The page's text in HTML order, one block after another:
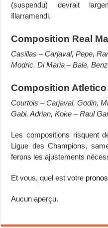
(suspendu) devrait
Illarramendi.
Composition Real
Casillas – Carjaval, Pepe,
Modric, Di Maria – Bale,
Composition
Courtois – Carjaval, Godin,
Gabi, Adrian, Koke – Raul
Les compositions risquent
Ligue des Champions,
ferons les ajustements
Et vous, quel est votre
Aucun aperçu.